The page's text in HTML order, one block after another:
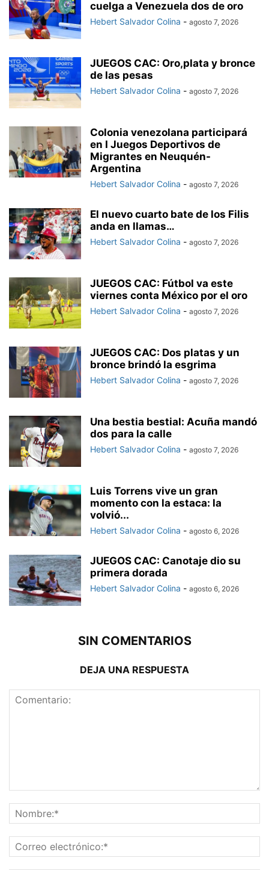
cuelga a Venezuela dos de oro
Hebert Salvador Colina - agosto 7, 2026
JUEGOS CAC: Oro,plata y bronce
de las pesas
Hebert Salvador Colina - agosto 7, 2026
Colonia venezolana participará
en I Juegos Deportivos de
Migrantes en Neuquén-
Argentina
Hebert Salvador Colina - agosto 7, 2026
El nuevo cuarto bate de los Filis
anda en llamas…
Hebert Salvador Colina - agosto 7, 2026
JUEGOS CAC: Fútbol va este
viernes conta México por el oro
Hebert Salvador Colina - agosto 7, 2026
JUEGOS CAC: Dos platas y un
bronce brindó la esgrima
Hebert Salvador Colina - agosto 7, 2026
Una bestia bestial: Acuña mandó
dos para la calle
Hebert Salvador Colina - agosto 7, 2026
Luis Torrens vive un gran
momento con la estaca: la
volvió...
Hebert Salvador Colina - agosto 6, 2026
JUEGOS CAC: Canotaje dio su
primera dorada
Hebert Salvador Colina - agosto 6, 2026
SIN COMENTARIOS
DEJA UNA RESPUESTA